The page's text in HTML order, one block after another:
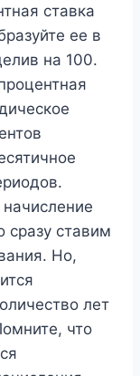
ставка
ее в
на 100.
сразу ставим
Но,
лет
что